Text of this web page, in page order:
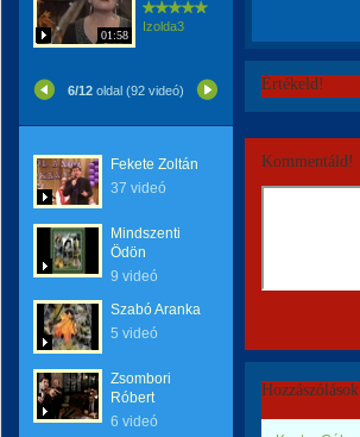
01:58
Izolda3
6/12 oldal (92 videó)
Fekete Zoltán
37 videó
Mindszenti
Ödön
9 videó
Szabó Aranka
5 videó
Zsombori
Róbert
6 videó
Értékeld!
Kommentáld!
Hozzászólások